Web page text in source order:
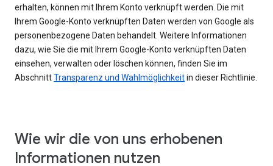
erhalten, können mit Ihrem Konto verknüpft werden. Die mit
Ihrem Google-Konto verknüpften Daten werden von Google als
personenbezogene Daten behandelt. Weitere Informationen
dazu, wie Sie die mit Ihrem Google-Konto verknüpften Daten
einsehen, verwalten oder löschen können, finden Sie im
AbschnittTransparenz und Wahlmöglichkeitin dieser Richtlinie.
Wie wir die von uns erhobenen
Informationen nutzen